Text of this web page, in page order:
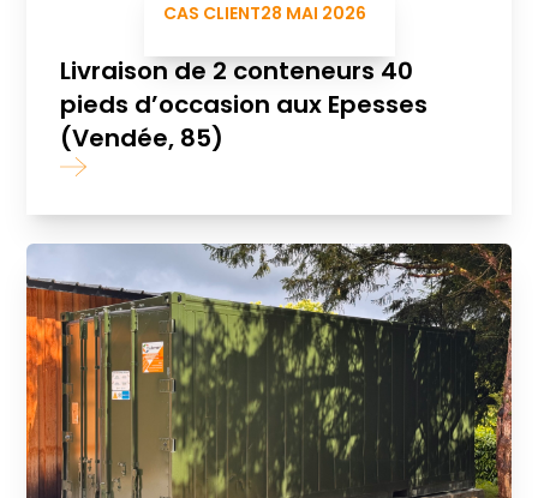
CAS CLIENT28 MAI 2026
Livraison de 2 conteneurs 40
pieds d’occasion aux Epesses
(Vendée, 85)